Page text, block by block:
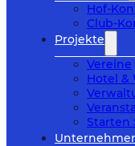
Hof-
Club-
Projekte
Vereine
Hotel &
Starten